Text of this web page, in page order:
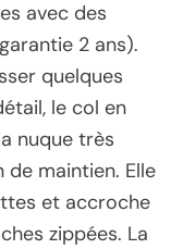
avec des
2 ans).
quelques
le col en
nuque très
maintien. Elle
et accroche
zippées. La